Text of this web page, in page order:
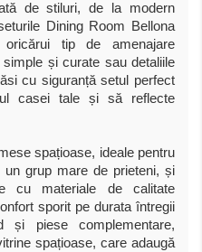
de stiluri, de la modern
Dining Room Bellona
tip de amenajare
și curate sau detaliile
cu siguranță setul perfect
casei tale și să reflecte
spațioase, ideale pentru
grup mare de prieteni, și
cu materiale de calitate
sporit pe durata întregii
și piese complementare,
spațioase, care adaugă